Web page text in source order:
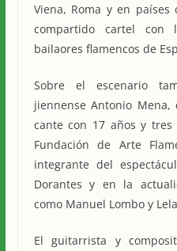
Viena, Roma y en países
compartido cartel con
bailaores flamencos de
Sobre el escenario
jiennense Antonio
cante con 17 años y
Fundación de Arte
integrante del
Dorantes y en la
como Manuel Lombo y
El guitarrista y